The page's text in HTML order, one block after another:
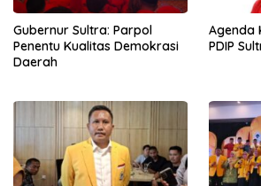
Gubernur Sultra: Parpol
Penentu Kualitas Demokrasi
Daerah
Agenda
PDIP